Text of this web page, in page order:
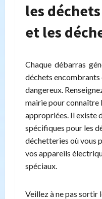
les
et les
Chaque débarras
déchets
dangereux.
mairie pour connaître
appropriées. Il existe
spécifiques pour les
déchetteries où vous
vos appareils
spéciaux.
Veillez à ne pas sortir